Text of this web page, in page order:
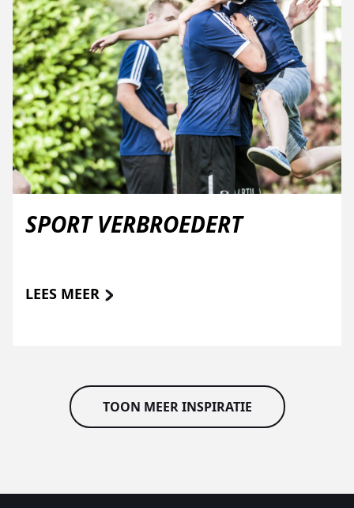
SPORT VERBROEDERT
LEES MEER
TOON MEER INSPIRATIE